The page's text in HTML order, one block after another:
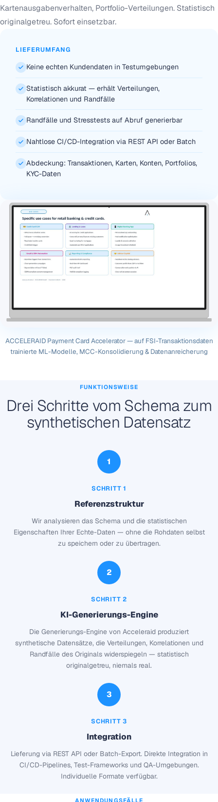
Kartenausgabenverhalten, Portfolio-Verteilungen. Statistisch
originalgetreu. Sofort einsetzbar.
LIEFERUMFANG
Keine echten Kundendaten in Testumgebungen
Statistisch akkurat — erhält Verteilungen,
Korrelationen und Randfälle
Randfälle und Stresstests auf Abruf generierbar
Nahtlose CI/CD-Integration via REST API oder Batch
Abdeckung: Transaktionen, Karten, Konten, Portfolios,
KYC-Daten
ACCELERAID Payment Card Accelerator — auf FSI-Transaktionsdaten
trainierte ML-Modelle, MCC-Konsolidierung & Datenanreicherung
FUNKTIONSWEISE
Drei Schritte vom Schema zum
synthetischen Datensatz
1
SCHRITT 1
Referenzstruktur
Wir analysieren das Schema und die statistischen
Eigenschaften Ihrer Echte-Daten — ohne die Rohdaten selbst
zu speichern oder zu übertragen.
2
SCHRITT 2
KI-Generierungs-Engine
Die Generierungs-Engine von Acceleraid produziert
synthetische Datensätze, die Verteilungen, Korrelationen und
Randfälle des Originals widerspiegeln — statistisch
originalgetreu, niemals real.
3
SCHRITT 3
Integration
Lieferung via REST API oder Batch-Export. Direkte Integration in
CI/CD-Pipelines, Test-Frameworks und QA-Umgebungen.
Individuelle Formate verfügbar.
ANWENDUNGSFÄLLE